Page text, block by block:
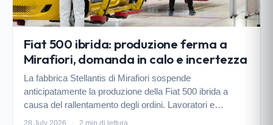
Fiat 500 ibrida: produzione ferma a
Mirafiori, domanda in calo e incertezza
La fabbrica Stellantis di Mirafiori sospende
anticipatamente la produzione della Fiat 500 ibrida a
causa del rallentamento degli ordini. Lavoratori e
sindacati guardano con apprensione alla ripresa,
28 July 2026 · 2 min di lettura